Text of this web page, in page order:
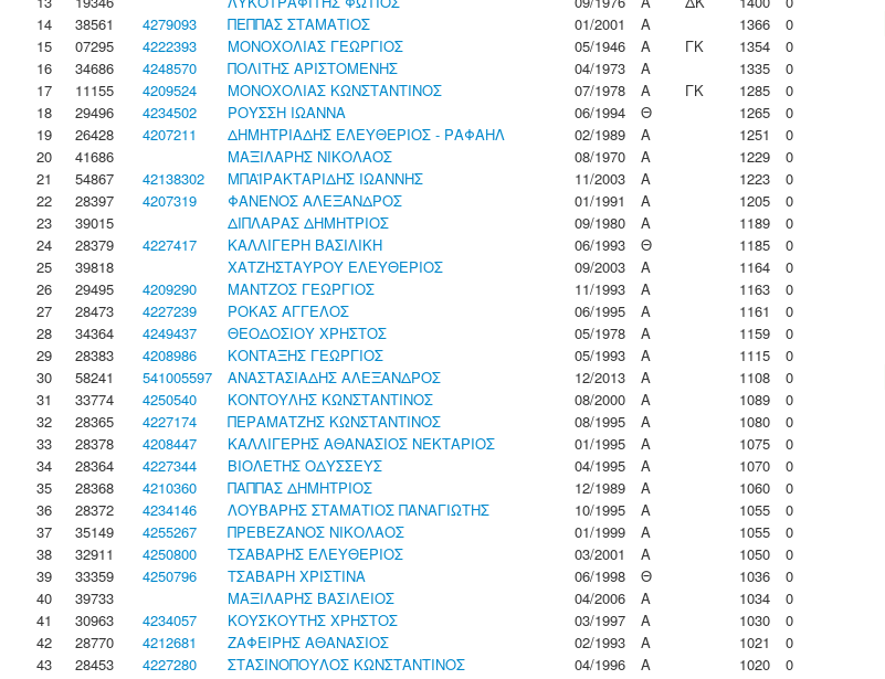
14
38561 4279093 ΠΕΠΠΑΣ ΣΤΑΜΑΤΙΟΣ 01/2001 Α 1366 0
15
07295 4222393 ΜΟΝΟΧΟΛΙΑΣ ΓΕΩΡΓΙΟΣ 05/1946 Α ΓΚ 1354
0
16
34686 4248570 ΠΟΛΙΤΗΣ ΑΡΙΣΤΟΜΕΝΗΣ 04/1973 Α 1335
0
17
11155 4209524 ΜΟΝΟΧΟΛΙΑΣ ΚΩΝΣΤΑΝΤΙΝΟΣ 07/1978 Α ΓΚ 1285
0
18
29496 4234502 ΡΟΥΣΣΗ ΙΩΑΝΝΑ 06/1994 Θ 1265
0
19
26428 4207211 ΔΗΜΗΤΡΙΑΔΗΣ ΕΛΕΥΘΕΡΙΟΣ - ΡΑΦΑΗΛ 02/1989 Α 1251
0
20
41686 ΜΑΞΙΛΑΡΗΣ ΝΙΚΟΛΑΟΣ 08/1970 Α 1229
0
21
54867 42138302 ΜΠΑΪΡΑΚΤΑΡΙΔΗΣ ΙΩΑΝΝΗΣ 11/2003 Α 1223
0
22
28397 4207319 ΦΑΝΕΝΟΣ ΑΛΕΞΑΝΔΡΟΣ 01/1991 Α 1205
0
23
39015 ΔΙΠΛΑΡΑΣ ΔΗΜΗΤΡΙΟΣ 09/1980 Α 1189
0
24
28379 4227417 ΚΑΛΛΙΓΕΡΗ ΒΑΣΙΛΙΚΗ 06/1993 Θ 1185
0
25
39818 ΧΑΤΖΗΣΤΑΥΡΟΥ ΕΛΕΥΘΕΡΙΟΣ 09/2003 Α 1164
0
26
29495 4209290 ΜΑΝΤΖΟΣ ΓΕΩΡΓΙΟΣ 11/1993 Α 1163
0
27
28473 4227239 ΡΟΚΑΣ ΑΓΓΕΛΟΣ 06/1995 Α 1161
0
28
34364 4249437 ΘΕΟΔΟΣΙΟΥ ΧΡΗΣΤΟΣ 05/1978 Α 1159
0
29
28383 4208986 ΚΟΝΤΑΞΗΣ ΓΕΩΡΓΙΟΣ 05/1993 Α 1115
0
30
58241 541005597 ΑΝΑΣΤΑΣΙΑΔΗΣ ΑΛΕΞΑΝΔΡΟΣ 12/2013 Α 1108 0
31
33774 4250540 ΚΟΝΤΟΥΛΗΣ ΚΩΝΣΤΑΝΤΙΝΟΣ 08/2000 Α 1089
0
32
28365 4227174 ΠΕΡΑΜΑΤΖΗΣ ΚΩΝΣΤΑΝΤΙΝΟΣ 08/1995 Α 1080
0
33
28378 4208447 ΚΑΛΛΙΓΕΡΗΣ ΑΘΑΝΑΣΙΟΣ ΝΕΚΤΑΡΙΟΣ 01/1995 Α 1075
0
34
28364 4227344 ΒΙΟΛΕΤΗΣ ΟΔΥΣΣΕΥΣ 04/1995 Α 1070
0
35
28368 4210360 ΠΑΠΠΑΣ ΔΗΜΗΤΡΙΟΣ 12/1989 Α 1060
0
36
28372 4234146 ΛΟΥΒΑΡΗΣ ΣΤΑΜΑΤΙΟΣ ΠΑΝΑΓΙΩΤΗΣ 10/1995 Α 1055
0
37
35149 4255267 ΠΡΕΒΕΖΑΝΟΣ ΝΙΚΟΛΑΟΣ 01/1999 Α 1055
0
38
32911 4250800 ΤΣΑΒΑΡΗΣ ΕΛΕΥΘΕΡΙΟΣ 03/2001 Α 1050
0
39
33359 4250796 ΤΣΑΒΑΡΗ ΧΡΙΣΤΙΝΑ 06/1998 Θ 1036
0
40
39733 ΜΑΞΙΛΑΡΗΣ ΒΑΣΙΛΕΙΟΣ 04/2006 Α 1034
0
41
30963 4234057 ΚΟΥΣΚΟΥΤΗΣ ΧΡΗΣΤΟΣ 03/1997 Α 1030
0
42
28770 4212681 ΖΑΦΕΙΡΗΣ ΑΘΑΝΑΣΙΟΣ 02/1993 Α 1021
0
43
28453 4227280 ΣΤΑΣΙΝΟΠΟΥΛΟΣ ΚΩΝΣΤΑΝΤΙΝΟΣ 04/1996 Α 1020
0